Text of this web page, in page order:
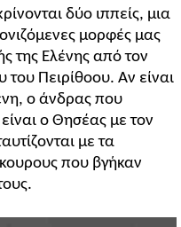
δύο ιππείς, μια
μορφές μας
της Ελένης από τον
Πειρίθοου. Αν είναι
ο άνδρας που
ο Θησέας με τον
με τα
που βγήκαν